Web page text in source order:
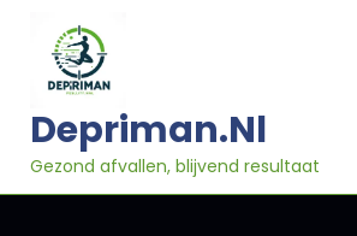
inhoud
Depriman.nl
Gezond afvallen, blijvend resultaat